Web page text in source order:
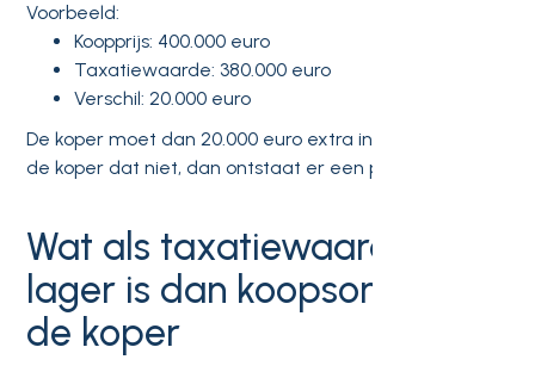
Voorbeeld:
Koopprijs: 400.000 euro
Taxatiewaarde: 380.000 euro
Verschil: 20.000 euro
De koper moet dan 20.000 euro extra inbrengen. Kan
de koper dat niet, dan ontstaat er een probleem.
Wat als taxatiewaarde
lager is dan koopsom voor
de koper